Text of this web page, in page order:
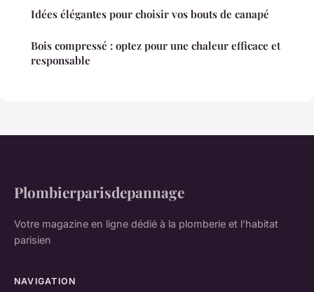
Idées élégantes pour choisir vos bouts de canapé
Bois compressé : optez pour une chaleur efficace et
responsable
Plombierparisdepannage
Votre magazine en ligne dédié à la plomberie et l'habitat
parisien
NAVIGATION